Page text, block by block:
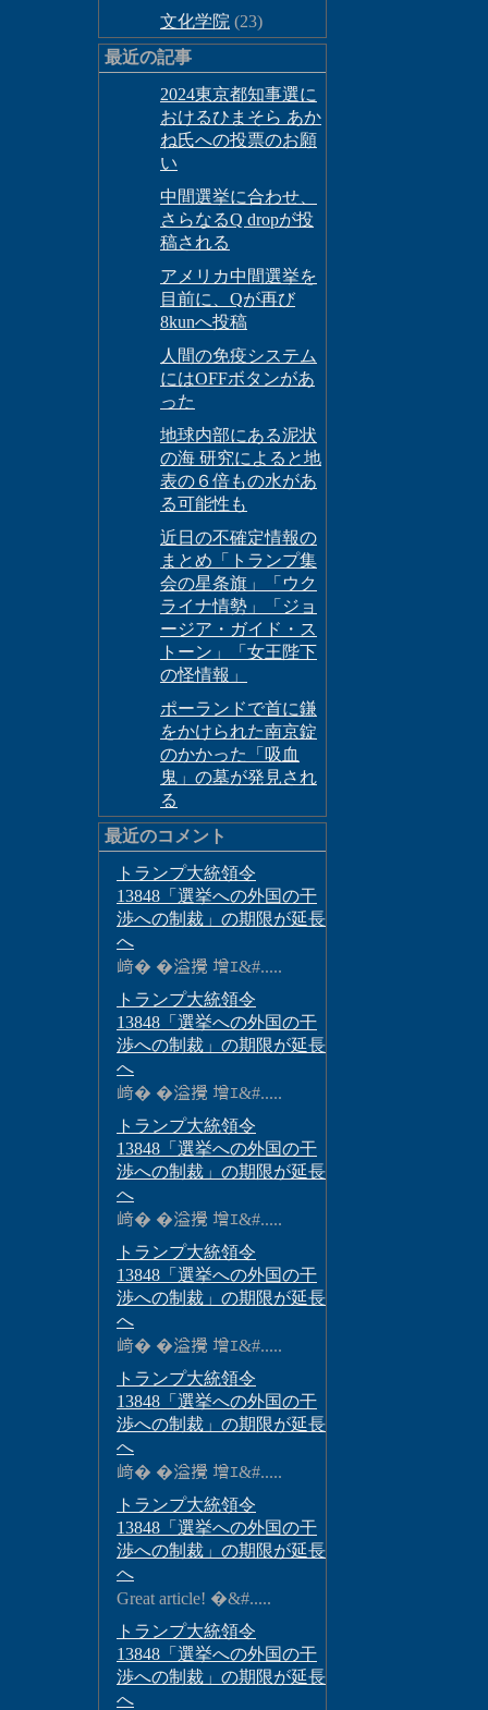
文化学院 (23)
最近の記事
2024東京都知事選に
おけるひまそら あか
ね氏への投票のお願
い
中間選挙に合わせ、
さらなるQ dropが投
稿される
アメリカ中間選挙を
目前に、Qが再び
8kunへ投稿
人間の免疫システム
にはOFFボタンがあ
った
地球内部にある泥状
の海 研究によると地
表の６倍もの水があ
る可能性も
近日の不確定情報の
まとめ「トランプ集
会の星条旗」「ウク
ライナ情勢」「ジョ
ージア・ガイド・ス
トーン」「女王陛下
の怪情報」
ポーランドで首に鎌
をかけられた南京錠
のかかった「吸血
鬼」の墓が発見され
る
最近のコメント
トランプ大統領令
13848「選挙への外国の干
渉への制裁」の期限が延長
へ
﨑� �溢攪 增ｴ&#.....
トランプ大統領令
13848「選挙への外国の干
渉への制裁」の期限が延長
へ
﨑� �溢攪 增ｴ&#.....
トランプ大統領令
13848「選挙への外国の干
渉への制裁」の期限が延長
へ
﨑� �溢攪 增ｴ&#.....
トランプ大統領令
13848「選挙への外国の干
渉への制裁」の期限が延長
へ
﨑� �溢攪 增ｴ&#.....
トランプ大統領令
13848「選挙への外国の干
渉への制裁」の期限が延長
へ
﨑� �溢攪 增ｴ&#.....
トランプ大統領令
13848「選挙への外国の干
渉への制裁」の期限が延長
へ
Great article! �&#.....
トランプ大統領令
13848「選挙への外国の干
渉への制裁」の期限が延長
へ